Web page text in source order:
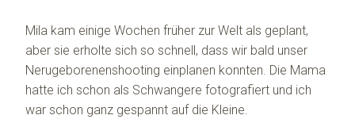
Mila kam einige Wochen früher zur Welt als geplant,
aber sie erholte sich so schnell, dass wir bald unser
Nerugeborenenshooting einplanen konnten. Die Mama
hatte ich schon als Schwangere fotografiert und ich
war schon ganz gespannt auf die Kleine.